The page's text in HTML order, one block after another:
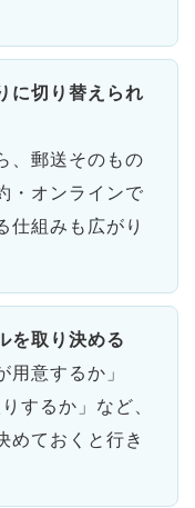
に切り替えられ
、郵送そのもの
・オンラインで
仕組みも広がり
を取り決める
用意するか」
するか」など、
めておくと行き